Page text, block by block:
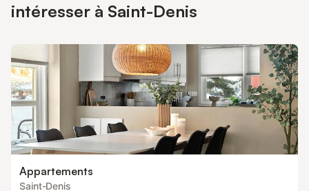
intéresser à Saint-Denis
Appartements
Saint-Denis